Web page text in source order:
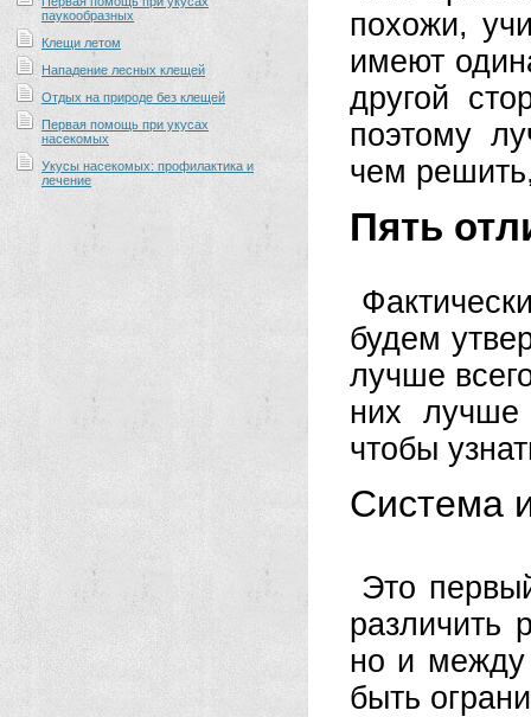
паукообразных
Клещи летом
Нападение лесных клещей
Отдых на природе без клещей
Первая помощь при укусах
насекомых
Укусы насекомых: профилактика и
лечение
похожи,
имеют
другой
поэтому
чем
Пять
будем
лучше
них лучше
чтобы
Система
Это
различить
но и между
быть